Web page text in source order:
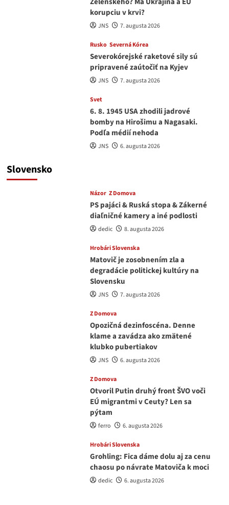
korupciu v krvi?
JNS 7. augusta 2026
Rusko Severná Kórea
Severokórejské raketové sily sú
pripravené zaútočiť na Kyjev
JNS 7. augusta 2026
Svet
6. 8. 1945 USA zhodili jadrové
bomby na Hirošimu a Nagasaki.
Podľa médií nehoda
JNS 6. augusta 2026
Slovensko
Názor Z Domova
PS pajáci & Ruská stopa & Zákerné
diaľničné kamery a iné podlosti
dedic 8. augusta 2026
Hrobári Slovenska
Matovič je zosobnením zla a
degradácie politickej kultúry na
Slovensku
JNS 7. augusta 2026
Z Domova
Opozičná dezinfoscéna. Denne
klame a zavádza ako zmätené
klubko pubertiakov
JNS 6. augusta 2026
Z Domova
Otvoril Putin druhý front ŠVO voči
EÚ migrantmi v Ceuty? Len sa
pýtam
ferro 6. augusta 2026
Hrobári Slovenska
Grohling: Fica dáme dolu aj za cenu
chaosu po návrate Matoviča k moci
dedic 6. augusta 2026